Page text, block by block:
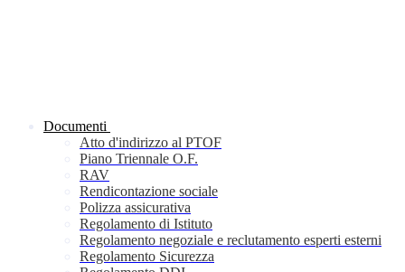
Documenti
Atto d'indirizzo al PTOF
Piano Triennale O.F.
RAV
Rendicontazione sociale
Polizza assicurativa
Regolamento di Istituto
Regolamento negoziale e reclutamento esperti esterni
Regolamento Sicurezza